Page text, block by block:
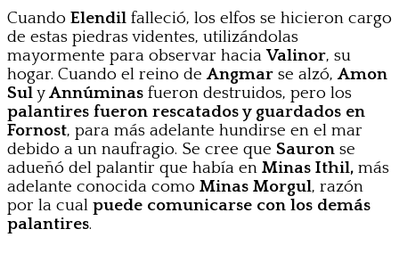
Cuando Elendil falleció, los elfos se hicieron cargo
de estas piedras videntes, utilizándolas
mayormente para observar haciaValinor, su
hogar. Cuando el reino de Angmar se alzó, Amon
SulyAnnúminas fueron destruidos, pero los
palantires fueron rescatados y guardados en
Fornost, para más adelante hundirse en el mar
debido a un naufragio. Se cree que Sauron se
adueñó del palantir que había en Minas Ithil, más
adelante conocida como Minas Morgul, razón
por la cual puede comunicarse con los demás
palantires.